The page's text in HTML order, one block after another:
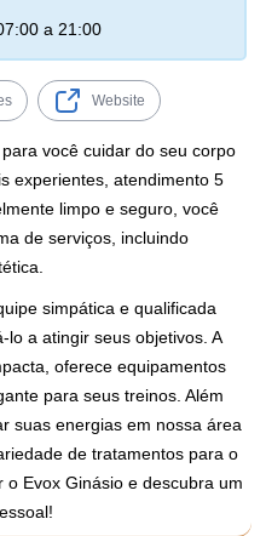
a 21:00
Website
você cuidar do seu corpo
experientes, atendimento 5
limpo e seguro, você
de serviços, incluindo
simpática e qualificada
a atingir seus objetivos. A
oferece equipamentos
para seus treinos. Além
suas energias em nossa área
de tratamentos para o
Evox Ginásio e descubra um